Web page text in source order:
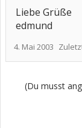
Liebe Grüße
edmund
4. Mai 2003
(Du musst